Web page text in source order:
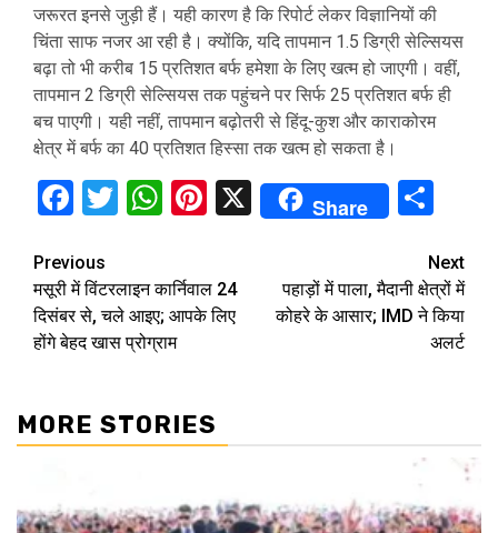
जरूरत इनसे जुड़ी हैं। यही कारण है कि रिपोर्ट लेकर विज्ञानियों की
चिंता साफ नजर आ रही है। क्योंकि, यदि तापमान 1.5 डिग्री सेल्सियस
बढ़ा तो भी करीब 15 प्रतिशत बर्फ हमेशा के लिए खत्म हो जाएगी। वहीं,
तापमान 2 डिग्री सेल्सियस तक पहुंचने पर सिर्फ 25 प्रतिशत बर्फ ही
बच पाएगी। यही नहीं, तापमान बढ़ोतरी से हिंदू-कुश और काराकोरम
क्षेत्र में बर्फ का 40 प्रतिशत हिस्सा तक खत्म हो सकता है।
Facebook
Twitter
WhatsApp
Pinterest
X Share
Continue
Reading
Previous
मसूरी में विंटरलाइन कार्निवाल 24
दिसंबर से, चले आइए; आपके लिए
होंगे बेहद खास प्रोग्राम
Next
पहाड़ों में पाला, मैदानी क्षेत्रों में
कोहरे के आसार; IMD ने किया
अलर्ट
MORE STORIES